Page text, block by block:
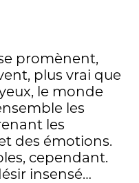
promènent,
plus vrai que
le monde
les
les
des émotions.
cependant.
insensé…